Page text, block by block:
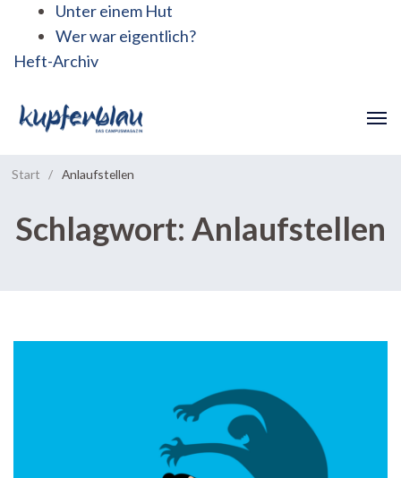
Unter einem Hut
Wer war eigentlich?
Heft-Archiv
Start / Anlaufstellen
Schlagwort: Anlaufstellen